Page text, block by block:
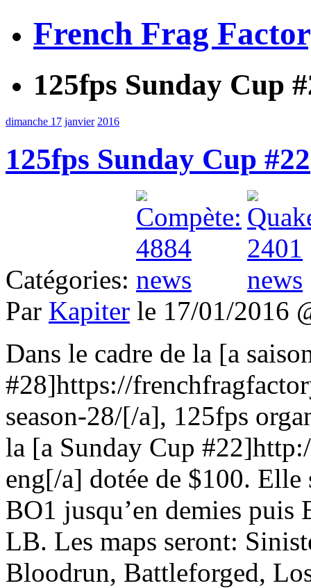
French Frag
125fps Sunday Cup
dimanche 17 janvier 2016
125fps Sunday Cup #22
Catégories:
Par Kapiter le 17/01/2016
Dans le cadre de la [a
#28]https://
season-28/[/a], 125fps
la [a Sunday Cup
eng[/a] dotée de $100.
BO1 jusqu’en demies
LB. Les maps seront:
Bloodrun, Battleforged,